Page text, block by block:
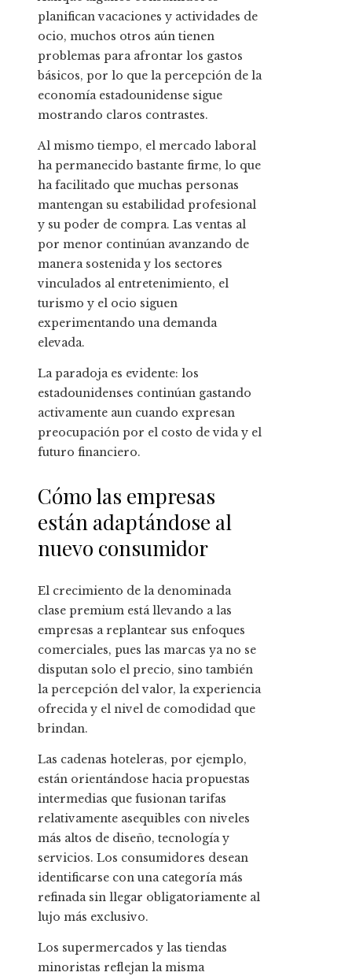
planifican vacaciones y actividades de
ocio, muchos otros aún tienen
problemas para afrontar los gastos
básicos, por lo que la percepción de la
economía estadounidense sigue
mostrando claros contrastes.
Al mismo tiempo, el mercado laboral
ha permanecido bastante firme, lo que
ha facilitado que muchas personas
mantengan su estabilidad profesional
y su poder de compra. Las ventas al
por menor continúan avanzando de
manera sostenida y los sectores
vinculados al entretenimiento, el
turismo y el ocio siguen
experimentando una demanda
elevada.
La paradoja es evidente: los
estadounidenses continúan gastando
activamente aun cuando expresan
preocupación por el costo de vida y el
futuro financiero.
Cómo las empresas
están adaptándose al
nuevo consumidor
El crecimiento de la denominada
clase premium está llevando a las
empresas a replantear sus enfoques
comerciales, pues las marcas ya no se
disputan solo el precio, sino también
la percepción del valor, la experiencia
ofrecida y el nivel de comodidad que
brindan.
Las cadenas hoteleras, por ejemplo,
están orientándose hacia propuestas
intermedias que fusionan tarifas
relativamente asequibles con niveles
más altos de diseño, tecnología y
servicios. Los consumidores desean
identificarse con una categoría más
refinada sin llegar obligatoriamente al
lujo más exclusivo.
Los supermercados y las tiendas
minoristas reflejan la misma